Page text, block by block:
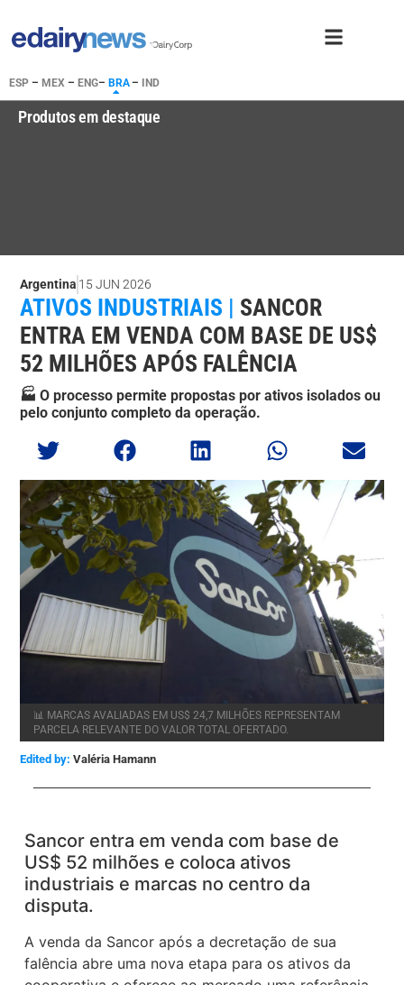
ESP – MEX – ENG– BRA– IND
Produtos em destaque
Argentina 15 JUN 2026
ATIVOS INDUSTRIAIS | SANCOR
ENTRA EM VENDA COM BASE DE US$
52 MILHÕES APÓS FALÊNCIA
🏭 O processo permite propostas por ativos isolados ou
pelo conjunto completo da operação.
📊 MARCAS AVALIADAS EM US$ 24,7 MILHÕES REPRESENTAM
PARCELA RELEVANTE DO VALOR TOTAL OFERTADO.
Edited by: Valéria Hamann
Sancor entra em venda com base de
US$ 52 milhões e coloca ativos
industriais e marcas no centro da
disputa.
A venda da Sancor após a decretação de sua
falência abre uma nova etapa para os ativos da